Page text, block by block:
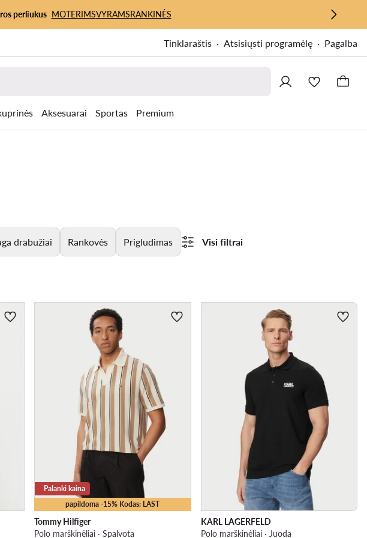
perliukus MOTERIMSVYRAMSRANKINĖS
Tinklaraštis Atsisiųsti programėlę Pagalba
Aksesuarai Sportas Premium
drabužiai Rankovės Prigludimas Visi filtrai
papildoma -15% Kodas: LAST
Palanki kaina
Tommy Hilfiger
Polo marškinėliai · Spalvota
KARL LAGERFELD
Polo marškinėliai · Juoda